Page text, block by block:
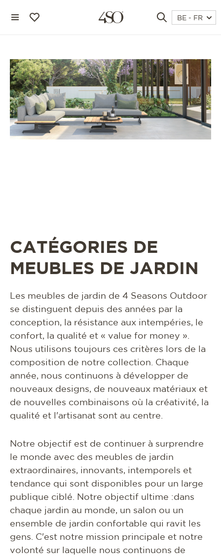
rse
BE - FR
CATÉGORIES DE
MEUBLES DE JARDIN
Les meubles de jardin de 4 Seasons Outdoor
se distinguent depuis des années par la
conception, la résistance aux intempéries, le
confort, la qualité et « value for money ».
Nous utilisons toujours ces critères lors de la
composition de notre collection. Chaque
année, nous continuons à développer de
nouveaux designs, de nouveaux matériaux et
de nouvelles combinaisons où la créativité, la
qualité et l'artisanat sont au centre.
Notre objectif est de continuer à surprendre
le monde avec des meubles de jardin
extraordinaires, innovants, intemporels et
tendance qui sont disponibles pour un large
publique ciblé. Notre objectif ultime :dans
chaque jardin au monde, un salon ou un
ensemble de jardin confortable qui ravit les
gens. C'est notre mission principale et notre
volonté sur laquelle nous continuons de